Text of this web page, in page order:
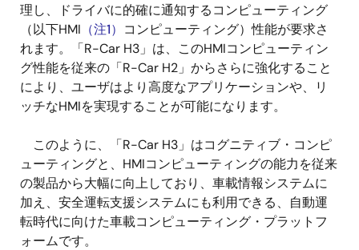
理し、ドライバに的確に通知するコンピューティング
（以下HMI （注1） コンピューティング）性能が要求さ
れます。「R-Car H3」は、このHMIコンピューティン
グ性能を従来の「R-Car H2」からさらに強化すること
により、ユーザはより高度なアプリケーションや、リ
ッチなHMIを実現することが可能になります。
このように、「R-Car H3」はコグニティブ・コンピ
ューティングと、HMIコンピューティングの能力を従来
の製品から大幅に向上しており、車載情報システムに
加え、安全運転支援システムにも利用できる、自動運
転時代に向けた車載コンピューティング・プラットフ
ォームです。